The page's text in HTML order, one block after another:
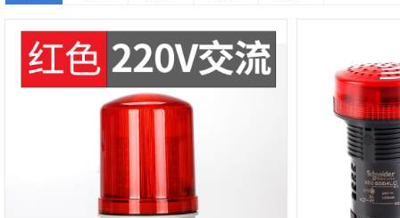
有声报警器【蓝色】DC24V
XB2BSBC 24V XB2BSBC 110V XB2BSBC